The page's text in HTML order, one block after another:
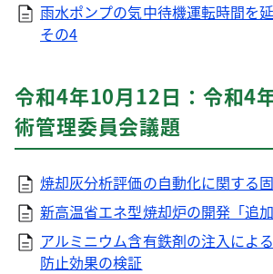
雨水ポンプの気中待機運転時間を
その4
令和4年10月12日：令和4
術管理委員会議題
焼却灰分析評価の自動化に関する
新高温省エネ型焼却炉の開発「追加
アルミニウム含有鉄剤の注入によ
防止効果の検証